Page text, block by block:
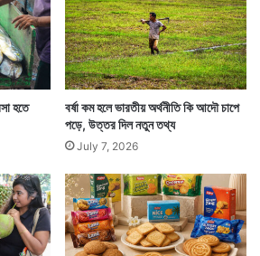
প্রশ্ন বারবার উঠছে। কিন্তু তার কোনও
পারেনি।
হতে
বর্ষা কম হলে ভারতীয় অর্থনীতি কি আদৌ চাপে
পড়ে, উত্তর দিল নতুন তথ্য
July 7, 2026